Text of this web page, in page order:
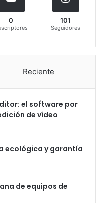
0 101
Seguidores
Reciente
el software por
de vídeo
ecológica y garantía
de equipos de